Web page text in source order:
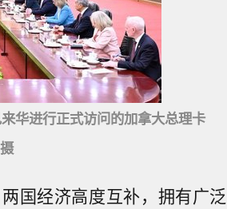
华进行正式访问的加拿大总理卡
国经济高度互补，拥有广泛